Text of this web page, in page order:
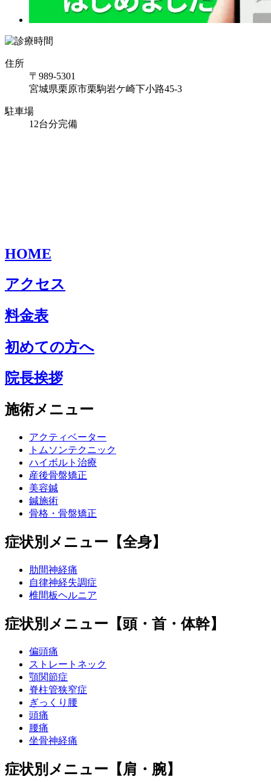
住所
〒989-5301
宮城県栗原市栗駒岩ケ崎下小路45-3
駐車場
12台分完備
HOME
アクセス
料金表
初めての方へ
院長挨拶
施術メニュー
アクティベーター
トムソンテクニック
ハイボルト治療
産後骨盤矯正
美容鍼
鍼施術
骨格・骨盤矯正
症状別メニュー【全身】
肋間神経痛
自律神経失調症
椎間板ヘルニア
症状別メニュー【頭・首・体幹】
偏頭痛
ストレートネック
顎関節症
脊柱管狭窄症
ぎっくり腰
頭痛
腰痛
坐骨神経痛
症状別メニュー【肩・腕】